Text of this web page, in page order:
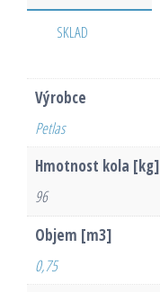
SKLAD
Výrobce
Petlas
Hmotnost kola [kg]
96
Objem [m3]
0,75